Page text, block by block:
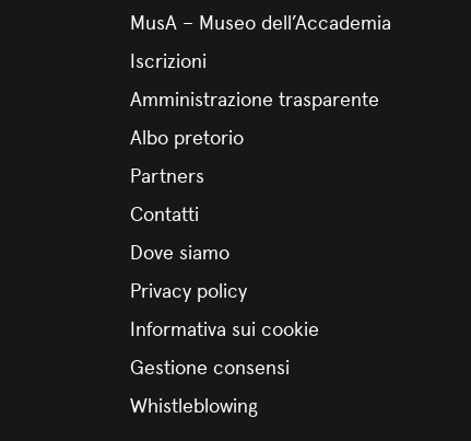
MusA – Museo dell’Accademia
Iscrizioni
Amministrazione trasparente
Albo pretorio
Partners
Contatti
Dove siamo
Privacy policy
Informativa sui cookie
Gestione consensi
Whistleblowing